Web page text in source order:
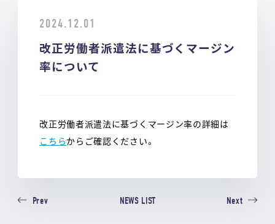
2024.12.01
改正労働者派遣法に基づくマージン
率について
改正労働者派遣法に基づくマージン率の詳細は
こちらからご確認ください。
Prev NEWS LIST Next